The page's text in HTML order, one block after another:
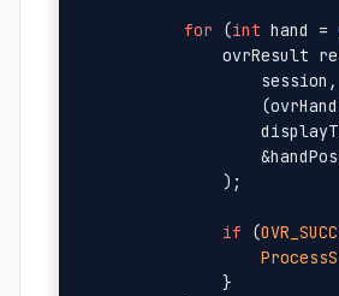
for (int hand =
ovrResult
                session,
            );
if (
            }